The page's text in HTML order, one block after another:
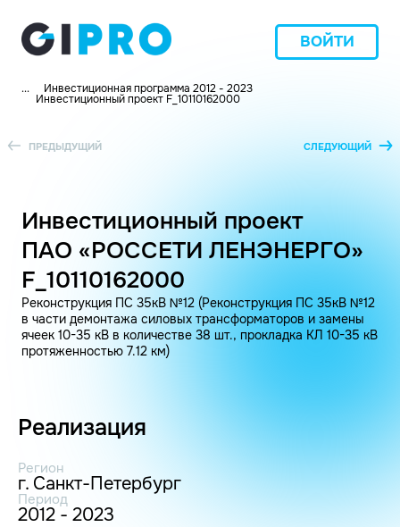
ВОЙТИ
... Инвестиционная программа 2012 - 2023
Инвестиционный проект F_10110162000
ПРЕДЫДУЩИЙ СЛЕДУЮЩИЙ
Инвестиционный проект
ПАО «РОССЕТИ ЛЕНЭНЕРГО»
F_10110162000
Реконструкция ПС 35кВ №12 (Реконструкция ПС 35кВ №12
в части демонтажа силовых трансформаторов и замены
ячеек 10-35 кВ в количестве 38 шт., прокладка КЛ 10-35 кВ
протяженностью 7.12 км)
Реализация
Регион
г. Санкт-Петербург
Период
2012 - 2023